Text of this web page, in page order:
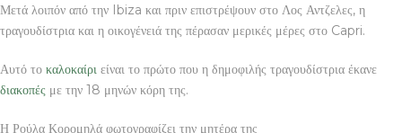
Μετά λοιπόν από την Ibiza και πριν επιστρέψουν στο Λος Αντζελες, η
τραγουδίστρια και η οικογένειά της πέρασαν μερικές μέρες στο Capri.
Αυτό το καλοκαίρι είναι το πρώτο που η δημοφιλής τραγουδίστρια έκανε
διακοπές με την 18 μηνών κόρη της.
Η Ρούλα Κορομηλά φωτογραφίζει την μητέρα της